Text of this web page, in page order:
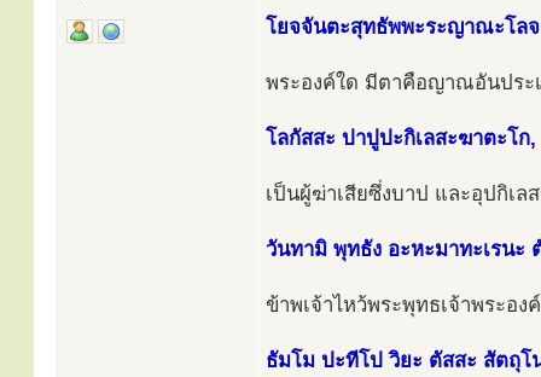
โยจจันตะสุทธัพพะระญาณะโล
พระองค์ใด มีตาคือญาณอันประ
โลกัสสะ ปาปูปะกิเลสะฆาตะโก,
เป็นผู้ฆ่าเสียซึ่งบาป และอุปกิเล
วันทามิ พุทธัง อะหะมาทะเรนะ
ข้าพเจ้าไหว้พระพุทธเจ้าพระอง
ธัมโม ปะทีโป วิยะ ตัสสะ สัตถุโ